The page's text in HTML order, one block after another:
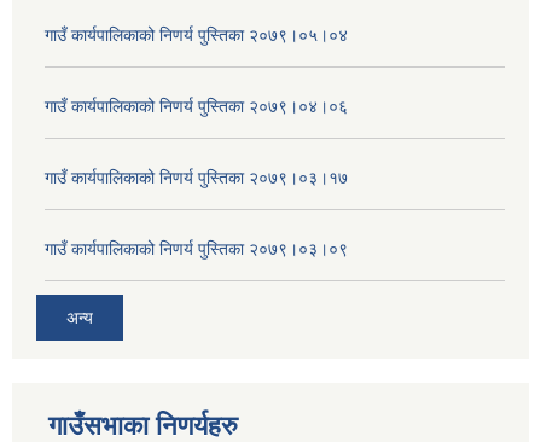
गाउँ कार्यपालिकाको निणर्य पुस्तिका २०७९।०५।०४
गाउँ कार्यपालिकाको निणर्य पुस्तिका २०७९।०४।०६
गाउँ कार्यपालिकाको निणर्य पुस्तिका २०७९।०३।१७
गाउँ कार्यपालिकाको निणर्य पुस्तिका २०७९।०३।०९
अन्य
गाउँसभाका निणर्यहरु